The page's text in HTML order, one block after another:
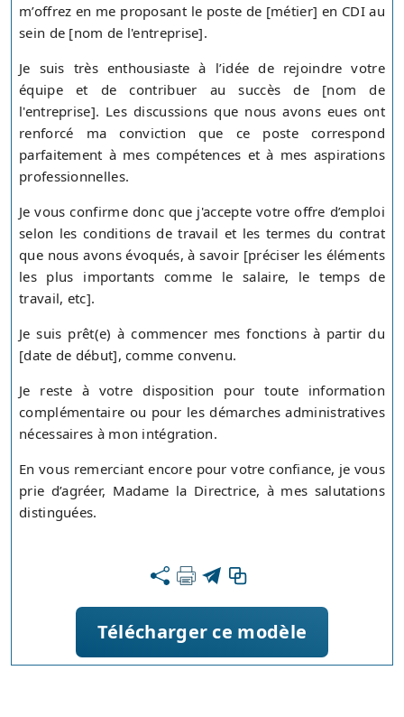
m’offrez en me proposant le poste de [métier] en CDI au
sein de [nom de l'entreprise].
Je suis très enthousiaste à l’idée de rejoindre votre
équipe et de contribuer au succès de [nom de
l'entreprise]. Les discussions que nous avons eues ont
renforcé ma conviction que ce poste correspond
parfaitement à mes compétences et à mes aspirations
professionnelles.
Je vous confirme donc que j'accepte votre offre d’emploi
selon les conditions de travail et les termes du contrat
que nous avons évoqués, à savoir [préciser les éléments
les plus importants comme le salaire, le temps de
travail, etc].
Je suis prêt(e) à commencer mes fonctions à partir du
[date de début], comme convenu.
Je reste à votre disposition pour toute information
complémentaire ou pour les démarches administratives
nécessaires à mon intégration.
En vous remerciant encore pour votre confiance, je vous
prie d’agréer, Madame la Directrice, à mes salutations
distinguées.
Télécharger ce modèle